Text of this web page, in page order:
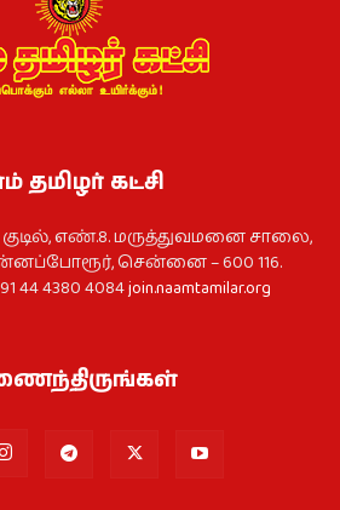
தமிழர் கட்சி
எண்.8. மருத்துவமனை சாலை,
சென்னை – 600 116.
4380 4084join.naamtamilar.org